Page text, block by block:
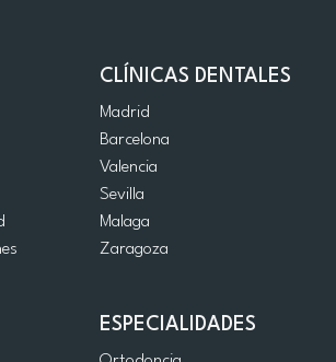
CLÍNICAS DENTALES
Madrid
Barcelona
Valencia
Sevilla
Malaga
Zaragoza
ESPECIALIDADES